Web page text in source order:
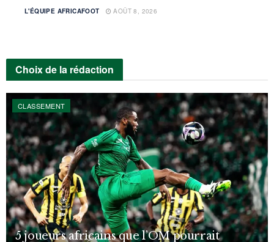
L'ÉQUIPE AFRICAFOOT AOÛT 8, 2026
Choix de la rédaction
CLASSEMENT
5 joueurs africains que l’OM pourrait